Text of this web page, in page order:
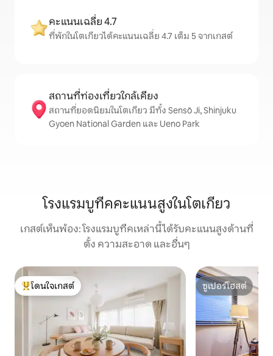
คะแนนเฉลี่ย 4.7
ที่พักในโตเกียวได้คะแนนเฉลี่ย 4.7 เต็ม 5 จากเกสต์
สถานที่ท่องเที่ยวใกล้เคียง
สถานที่ยอดนิยมในโตเกียว มีทั้ง Sensō Ji, Shinjuku
Gyoen National Garden และ Ueno Park
โรงแรมบูทีคคะแนนสูงในโตเกียว
เกสต์เห็นพ้อง: โรงแรมบูทีคเหล่านี้ได้รับคะแนนสูงด้านที่
ตั้ง ความสะอาด และอื่นๆ
โดนใจเกสต์ที่สุด
โดนใจเกสต์
ซูเปอร์โฮสต์
ซูเปอร์โฮสต์